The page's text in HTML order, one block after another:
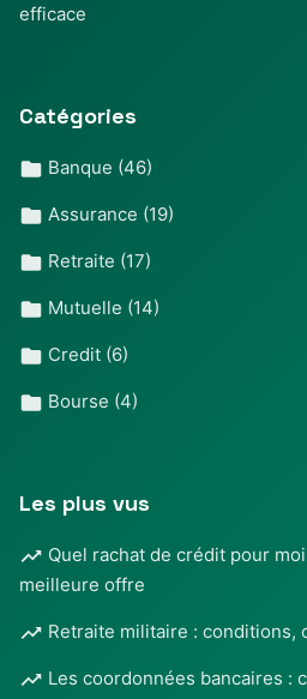
efficace
Catégories
Banque (46)
Assurance (19)
Retraite (17)
Mutuelle (14)
Credit (6)
Bourse (4)
Les plus vus
Quel rachat de crédit pour
meilleure offre
Retraite militaire : conditions,
Les coordonnées bancaires :